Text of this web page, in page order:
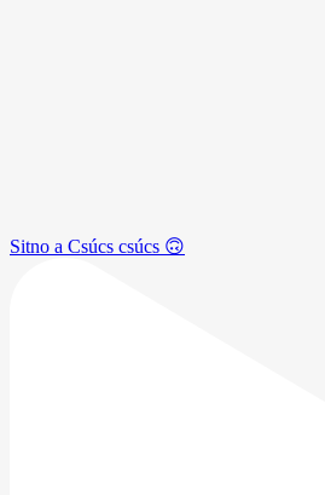
Sitno a Csúcs csúcs 🙃